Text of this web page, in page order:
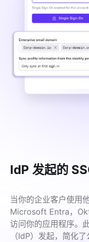
IdP 发起的
当你的企业客户使用
Microsoft Entra，
访问你的应用程序。
（IdP）发起，简化